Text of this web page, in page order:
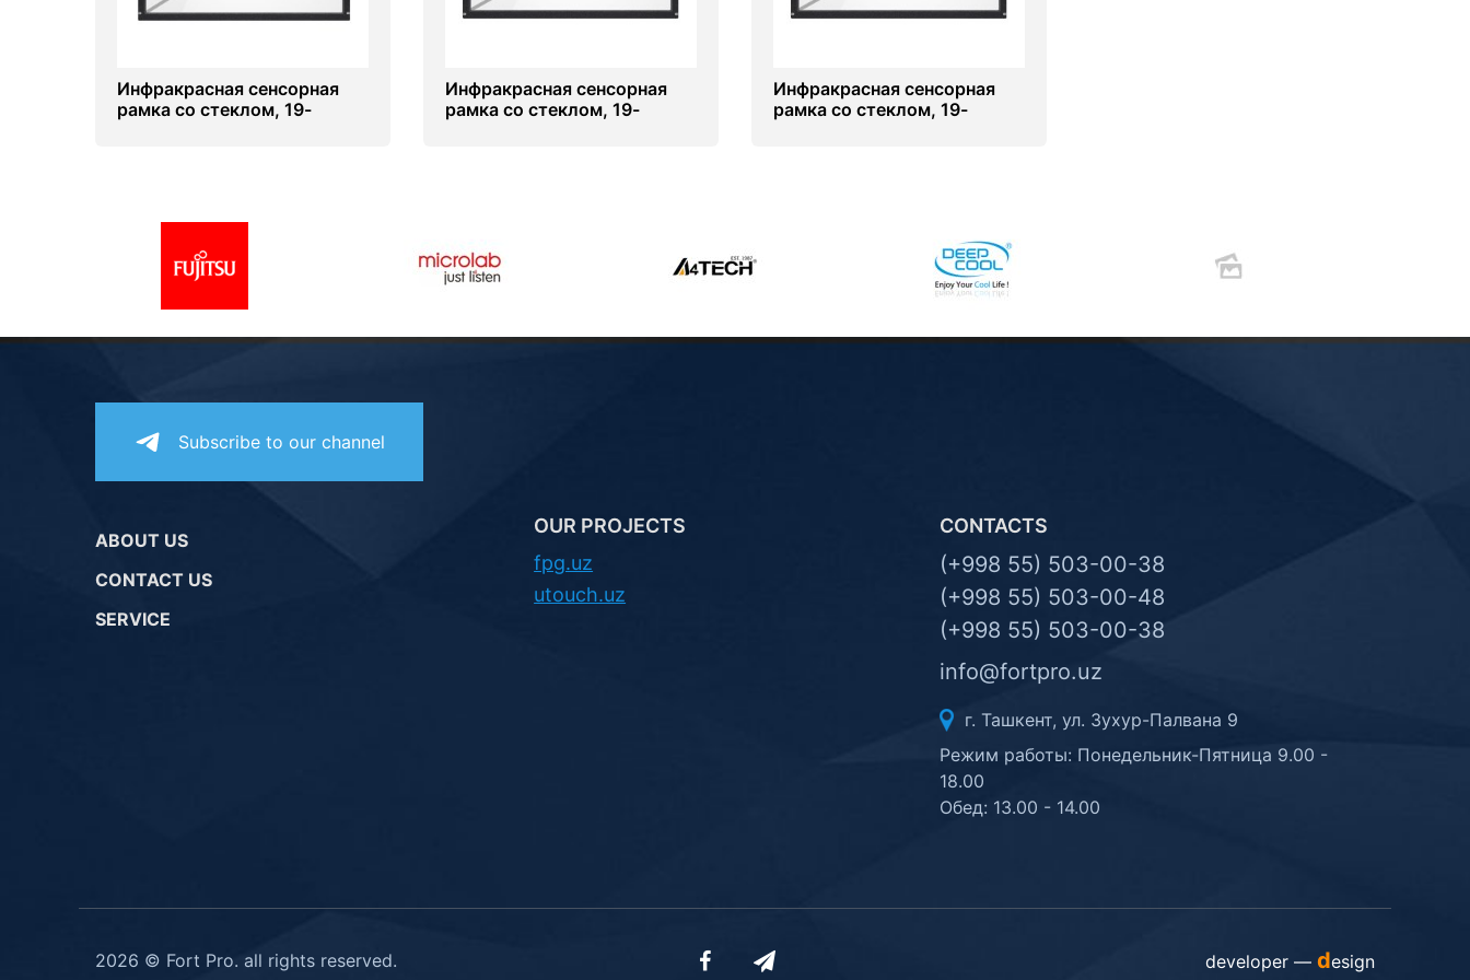
Инфракрасная сенсорная
рамка со стеклом, 19-
Инфракрасная сенсорная
рамка со стеклом, 19-
Инфракрасная сенсорная
рамка со стеклом, 19-
Subscribe to our channel
ABOUT US
CONTACT US
SERVICE
OUR PROJECTS
fpg.uz
utouch.uz
CONTACTS
(+998 55) 503-00-38
(+998 55) 503-00-48
(+998 55) 503-00-38
info@fortpro.uz
г. Ташкент, ул. Зухур-Палвана 9
Режим работы: Понедельник-Пятница 9.00 -
18.00
Обед: 13.00 - 14.00
developer — design
2026 © Fort Pro. all rights reserved.